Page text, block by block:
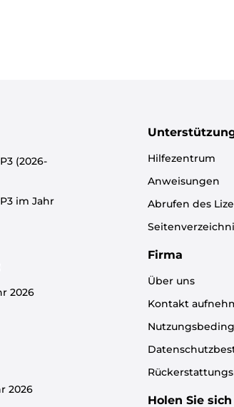
(2026-
im Jahr
2026
2026
Hilfezentrum
Anweisungen
Abrufen des
Firma
Über uns
Kontakt
Holen Sie